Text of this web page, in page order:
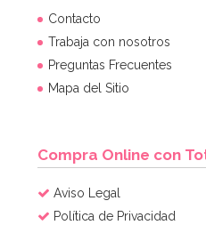
Contacto
Trabaja con nosotros
Preguntas Frecuentes
Mapa del Sitio
Compra Online con
Aviso Legal
Política de Privacidad